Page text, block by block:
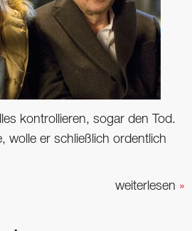
kontrollieren, sogar den Tod.
wolle er schließlich ordentlich
weiterlesen »